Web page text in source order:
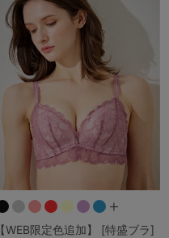
1,000～1,999円
3,000～3,999円
3足￥1,188靴下
【WEB限定色追加】 [特盛ブラ]